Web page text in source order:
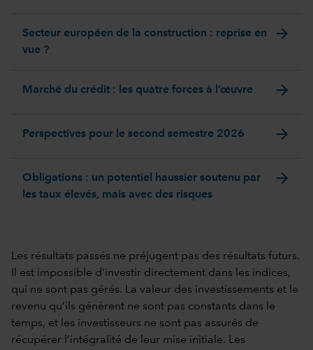
Secteur européen de la construction : reprise en
vue ?
arrow_forward
Marché du crédit : les quatre forces à l’œuvre arrow_forward
Perspectives pour le second semestre 2026 arrow_forward
Obligations : un potentiel haussier soutenu par
les taux élevés, mais avec des risques
arrow_forward
Les résultats passés ne préjugent pas des résultats futurs.
Il est impossible d’investir directement dans les indices,
qui ne sont pas gérés. La valeur des investissements et le
revenu qu’ils génèrent ne sont pas constants dans le
temps, et les investisseurs ne sont pas assurés de
récupérer l’intégralité de leur mise initiale. Les